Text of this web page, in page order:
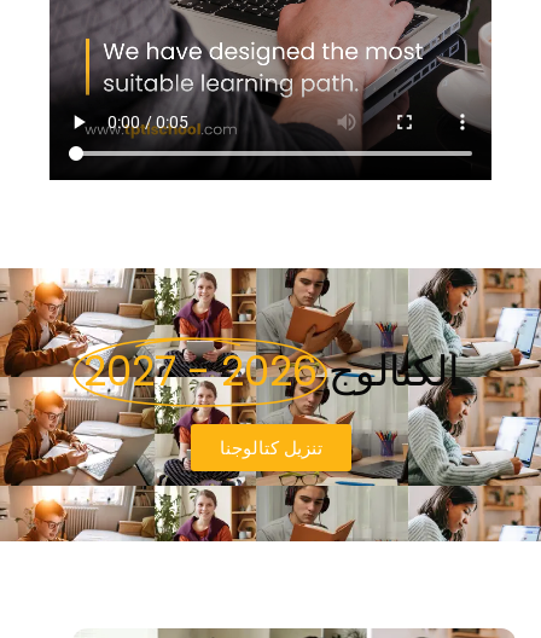
الكتالوج2026 - 2027
تنزيل كتالوجنا